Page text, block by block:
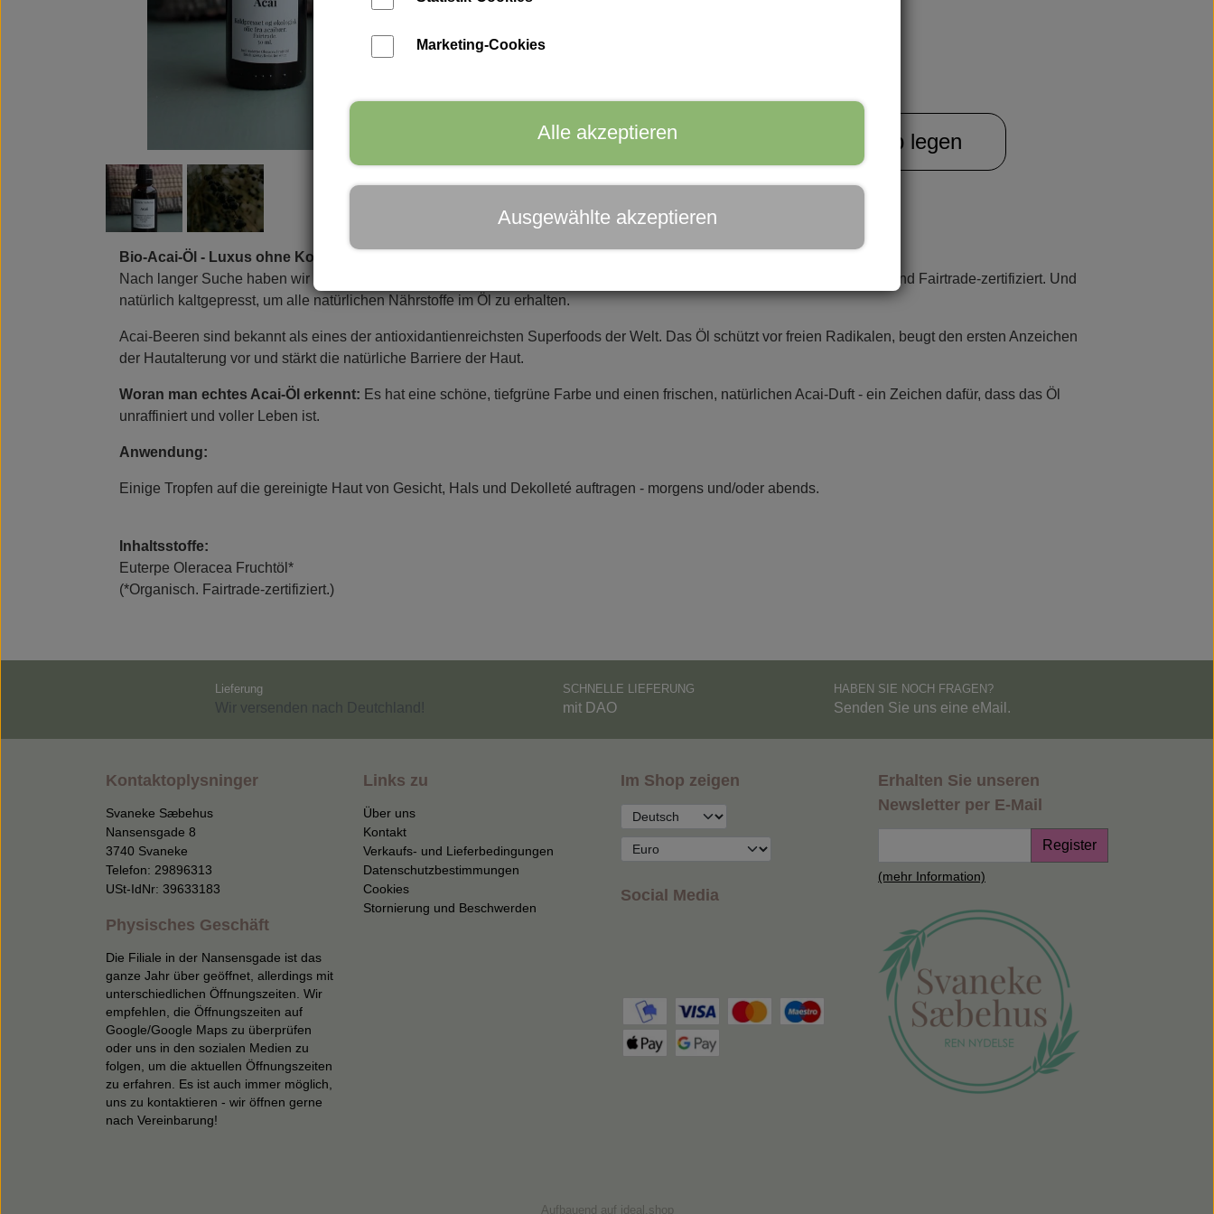
Parfüms Vance Kitira Licht Rudolph Care
Größe
+ In den Warenkorb legen
Bio-Acai-Öl - Luxus ohne Kompromisse
Nach langer Suche haben wir ein Acai-Öl gefunden, das unseren hohen Ansprüchen gerecht wird: 100% rein, biologisch und Fairtrade-zertifiziert. Und
natürlich kaltgepresst, um alle natürlichen Nährstoffe im Öl zu erhalten.
Acai-Beeren sind bekannt als eines der antioxidantienreichsten Superfoods der Welt. Das Öl schützt vor freien Radikalen, beugt den ersten Anzeichen
der Hautalterung vor und stärkt die natürliche Barriere der Haut.
Woran man echtes Acai-Öl erkennt: Es hat eine schöne, tiefgrüne Farbe und einen frischen, natürlichen Acai-Duft - ein Zeichen dafür, dass das Öl
unraffiniert und voller Leben ist.
Anwendung:
Einige Tropfen auf die gereinigte Haut von Gesicht, Hals und Dekolleté auftragen - morgens und/oder abends.
Inhaltsstoffe:
Euterpe Oleracea Fruchtöl*
(*Organisch. Fairtrade-zertifiziert.)
Lieferung SCHNELLE LIEFERUNG
mit DAO
HABEN SIE NOCH FRAGEN?
Senden Sie uns eine eMail.
Kontaktoplysninger
Svaneke Sæbehus
Nansensgade 8
3740 Svaneke
Telefon: 29896313
USt-IdNr: 39633183
Physisches Geschäft
Die Filiale in der Nansensgade ist das
ganze Jahr über geöffnet, allerdings mit
unterschiedlichen Öffnungszeiten. Wir
empfehlen, die Öffnungszeiten auf
Google/Google Maps zu überprüfen
oder uns in den sozialen Medien zu
folgen, um die aktuellen Öffnungszeiten
zu erfahren. Es ist auch immer möglich,
uns zu kontaktieren - wir öffnen gerne
nach Vereinbarung!
Links zu
Über uns
Kontakt
Verkaufs- und Lieferbedingungen
Datenschutzbestimmungen
Cookies
Stornierung und Beschwerden
Im Shop zeigen
Social Media
Erhalten Sie unseren
Newsletter per E-Mail
Register
(mehr Information)
Aufbauend auf ideal.shop
Marketing-Cookies
Alle akzeptieren
Ausgewählte akzeptieren